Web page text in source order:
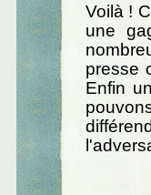
Voilà !
une
presse
Enfin